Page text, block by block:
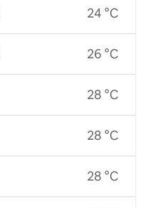
24 °C
26 °C
28 °C
28 °C
28 °C